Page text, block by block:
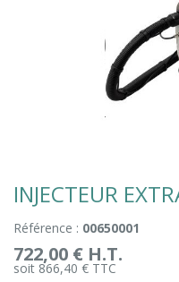
INJECTEUR
Référence : 00650001
722,00 € H.T.
soit 866,40 € TTC